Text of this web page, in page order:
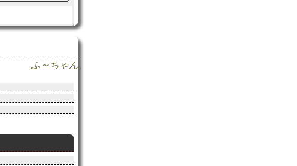
ふ～ちゃん